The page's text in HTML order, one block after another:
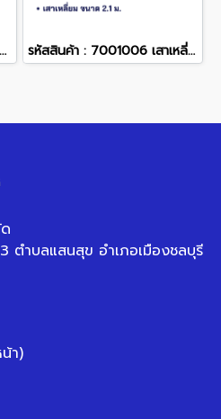
รหัสสินค้า : 7001033 เสาเหลี่ยม 1.1 m. รหัสสินค้า : 7001006 เสาเหลี่ยม 2.1 m.
ำบลแสนสุข อำเภอเมืองชลบุรี
า)